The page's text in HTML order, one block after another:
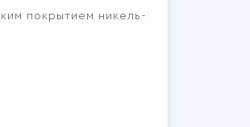
покрытием никель-